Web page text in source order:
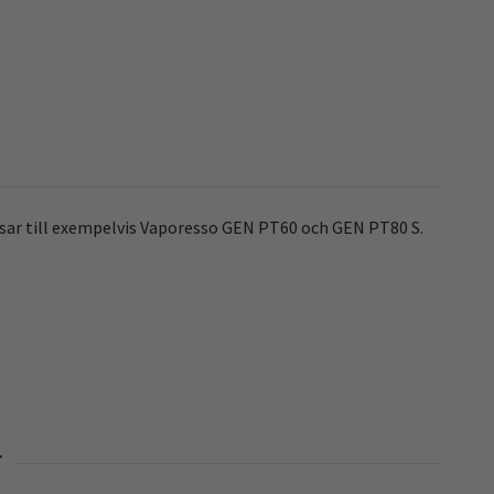
till exempelvis Vaporesso GEN PT60 och GEN PT80 S.